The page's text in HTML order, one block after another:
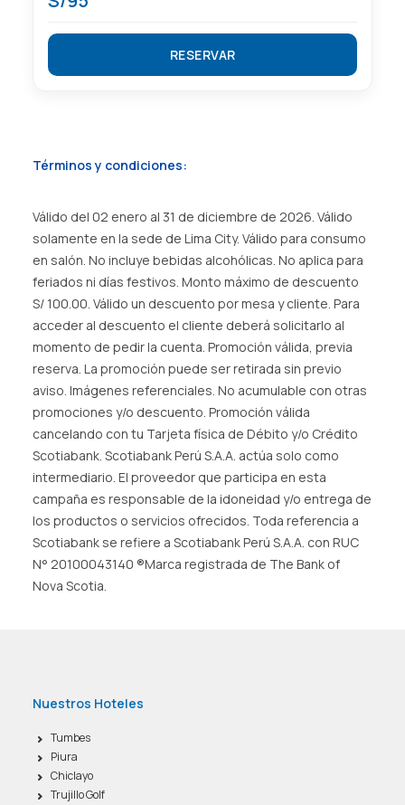
RESERVAR
Términos y condiciones:
Válido del 02 enero al 31 de diciembre de 2026. Válido
solamente en la sede de Lima City. Válido para consumo
en salón. No incluye bebidas alcohólicas. No aplica para
feriados ni días festivos. Monto máximo de descuento
S/ 100.00. Válido un descuento por mesa y cliente. Para
acceder al descuento el cliente deberá solicitarlo al
momento de pedir la cuenta. Promoción válida, previa
reserva. La promoción puede ser retirada sin previo
aviso. Imágenes referenciales. No acumulable con otras
promociones y/o descuento. Promoción válida
cancelando con tu Tarjeta física de Débito y/o Crédito
Scotiabank. Scotiabank Perú S.A.A. actúa solo como
intermediario. El proveedor que participa en esta
campaña es responsable de la idoneidad y/o entrega de
los productos o servicios ofrecidos. Toda referencia a
Scotiabank se refiere a Scotiabank Perú S.A.A. con RUC
N° 20100043140 ®Marca registrada de The Bank of
Nova Scotia.
Nuestros Hoteles
Tumbes
Piura
Chiclayo
Trujillo Golf